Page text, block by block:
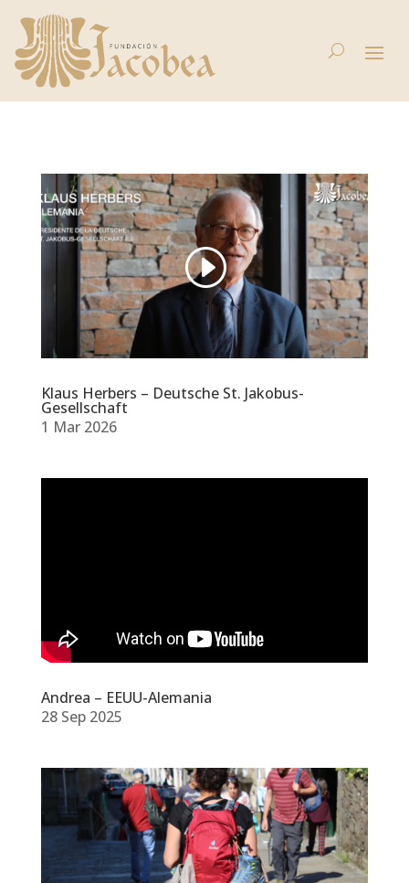
Klaus Herbers – Deutsche St. Jakobus-
Gesellschaft
1 Mar 2026
Andrea – EEUU-Alemania
28 Sep 2025